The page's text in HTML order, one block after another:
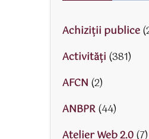
Achiziții publice
Activităţi (381)
AFCN (2)
ANBPR(44)